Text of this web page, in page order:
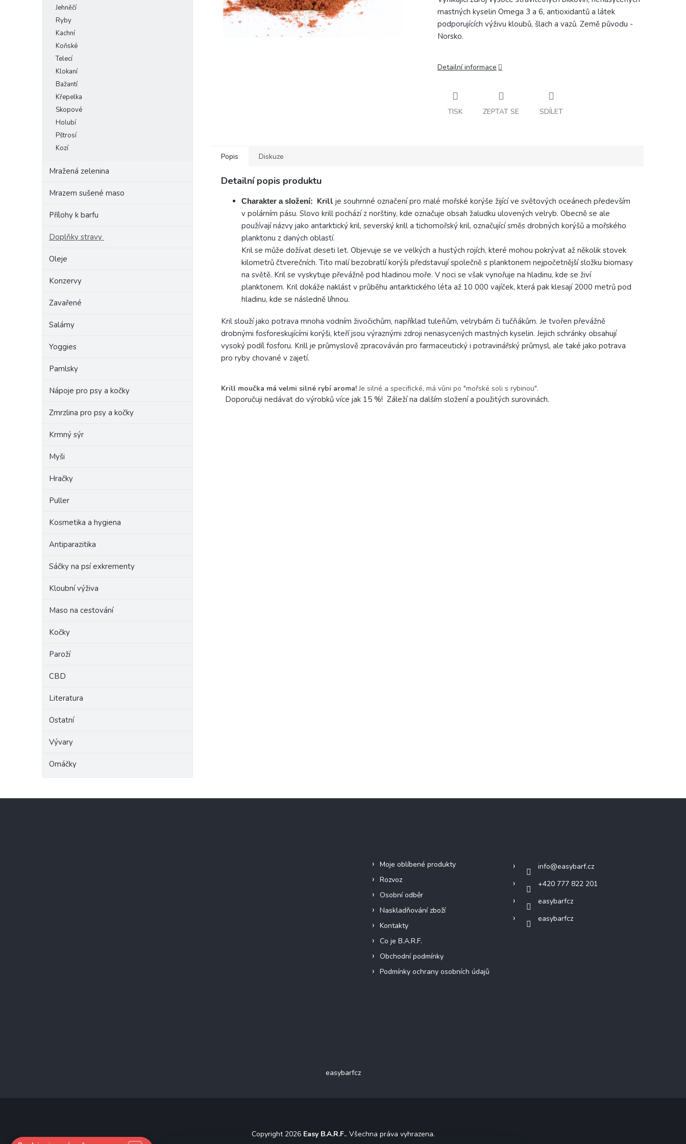
Jehněčí
Ryby
Kachní
Koňské
Telecí
Klokaní
Bažantí
Křepelka
Skopové
Holubí
Pštrosí
Kozí
Mražená zelenina
Mrazem sušené maso
Přílohy k barfu
Doplňky stravy
Oleje
Konzervy
Zavařené
Salámy
Yoggies
Pamlsky
Nápoje pro psy a kočky
Zmrzlina pro psy a kočky
Krmný sýr
Myši
Hračky
Puller
Kosmetika a hygiena
Antiparazitika
Sáčky na psí exkrementy
Kloubní výživa
Maso na cestování
Kočky
Paroží
CBD
Literatura
Ostatní
Vývary
Omáčky
mastných kyselin Omega 3 a 6, antioxidantů a látek
podporujících výživu kloubů, šlach a vazů. Země původu -
Norsko.
Detailní informace
TISK ZEPTAT SE SDÍLET
Popis Diskuze
Detailní popis produktu
Charakter a složení: Krill je souhrnné označení pro malé mořské korýše žijící ve světových oceánech především
v polárním pásu. Slovo krill pochází z norštiny, kde označuje obsah žaludku ulovených velryb. Obecně se ale
používají názvy jako antarktický kril, severský krill a tichomořský kril, označující směs drobných korýšů a mořského
planktonu z daných oblastí.
Kril se může dožívat deseti let. Objevuje se ve velkých a hustých rojích, které mohou pokrývat až několik stovek
kilometrů čtverečních. Tito malí bezobratlí korýši představují společně s planktonem nejpočetnější složku biomasy
na světě. Kril se vyskytuje převážně pod hladinou moře. V noci se však vynořuje na hladinu, kde se živí
planktonem. Kril dokáže naklást v průběhu antarktického léta až 10 000 vajíček, která pak klesají 2000 metrů pod
hladinu, kde se následně líhnou.
Kril slouží jako potrava mnoha vodním živočichům, například tuleňům, velrybám či tučňákům. Je tvořen převážně
drobnými fosforeskujícími korýši, kteří jsou výraznými zdroji nenasycených mastných kyselin. Jejich schránky obsahují
vysoký podíl fosforu. Krill je průmyslově zpracováván pro farmaceutický i potravinářský průmysl, ale také jako potrava
pro ryby chované v zajetí.
Krill moučka má velmi silné rybí aroma!Je silné a specifické, má vůni po "mořské soli s rybinou".
Doporučuji nedávat do výrobků více jak 15 %! Záleží na dalším složení a použitých surovinách.
Moje oblíbené produkty
Rozvoz
Osobní odběr
Naskladňování zboží
Kontakty
Co je B.A.R.F.
Obchodní podmínky
Podmínky ochrany osobních údajů
info@easybarf.cz
+420 777 822 201
easybarfcz
easybarfcz
easybarfcz
Copyright 2026 Easy B.A.R.F.. Všechna práva vyhrazena.